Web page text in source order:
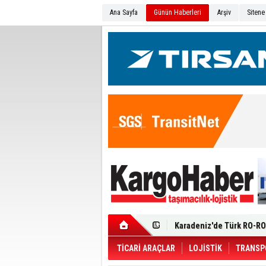
Ana Sayfa Günün Haberleri Arşiv
Ege Bölgesi'nin ilk
Durumu Ağır
Turhan Özen Saudia
Turkish Cargo’dan
Renault Trucks T 480
TİCARİ ARAÇLAR LOJİSTİK